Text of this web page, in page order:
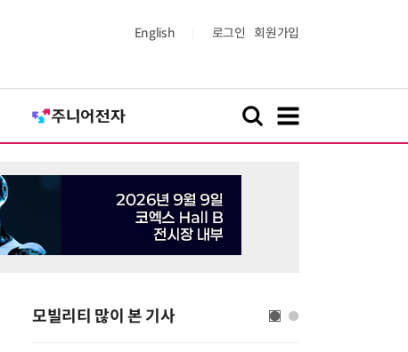
English 로그인 회원가입
모빌리티 많이 본 기사